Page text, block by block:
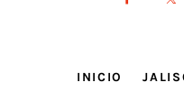
INICIO